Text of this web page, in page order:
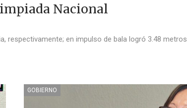
Nacional
respectivamente; en impulso de bala logró 3.48 metros
GOBIERNO